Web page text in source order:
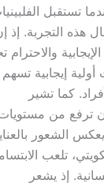
تستقبل
هذه التجربة. إذ
والاحترام
إيجابية تسهم
كما تشير
ترفع من
يعكس الشعور
تلعب
إذ يشعر